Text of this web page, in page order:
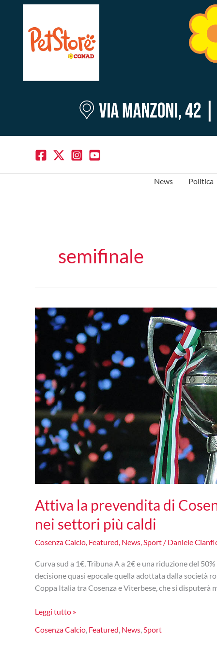
News Politica
semifinale
Attiva la prevendita di
nei settori più caldi
Cosenza Calcio, Featured, News,Sport / Daniele
Curva sud a 1€, Tribuna A a 2€ e una riduzione del
decisione quasi epocale quella adottata dalla società
Coppa Italia tra Cosenza e Viterbese, che si disputerà
Attiva
prevendita
Leggi tutto »
Cosenza Calcio, Featured, News,Sport